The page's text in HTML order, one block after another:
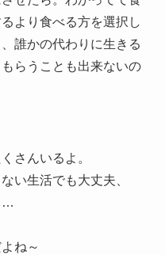
より食べる方を選択し
誰かの代わりに生きる
らうことも出来ないの
さんいるよ。
い生活でも大丈夫、
ね～